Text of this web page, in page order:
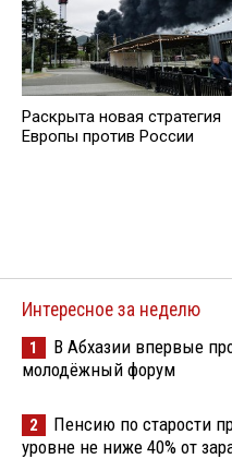
Раскрыта новая стратегия
Европы против России
Интересное за неделю
1
В Абхазии впервые
молодёжный форум
2
Пенсию по старости
уровне не ниже 40% от